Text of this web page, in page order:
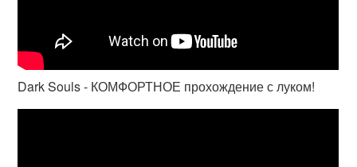
Dark Souls - КОМФОРТНОЕ прохождение с луком!